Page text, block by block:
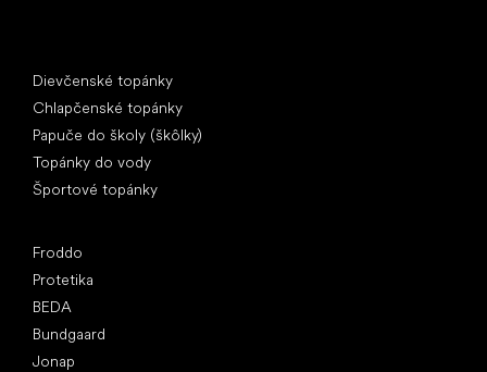
Dievčenské topánky
Chlapčenské topánky
Papuče do školy (škôlky)
Topánky do vody
Športové topánky
Froddo
Protetika
BEDA
Bundgaard
Jonap